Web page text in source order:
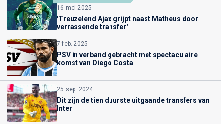
16 mei 2025
'Treuzelend Ajax grijpt naast Matheus door
verrassende transfer'
7 feb. 2025
PSV in verband gebracht met spectaculaire
komst van Diego Costa
25 sep. 2024
Dit zijn de tien duurste uitgaande transfers van
Inter